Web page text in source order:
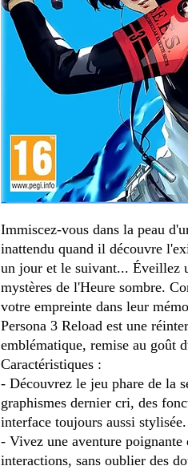
Immiscez-vous dans la peau
inattendu quand il découvre
un jour et le suivant... Éveillez
mystères de l'Heure sombre.
votre empreinte dans leur
Persona 3 Reload est une
emblématique, remise au goût
Caractéristiques :
- Découvrez le jeu phare de la
graphismes dernier cri, des
interface toujours aussi stylisée.
- Vivez une aventure poignante
interactions, sans oublier des